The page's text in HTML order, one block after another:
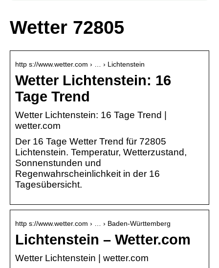
Wetter 72805
http s://www.wetter.com › … › Lichtenstein
Wetter Lichtenstein: 16
Tage Trend
Wetter Lichtenstein: 16 Tage Trend |
wetter.com
Der 16 Tage Wetter Trend für 72805
Lichtenstein. Temperatur, Wetterzustand,
Sonnenstunden und
Regenwahrscheinlichkeit in der 16
Tagesübersicht.
http s://www.wetter.com › … › Baden-Württemberg
Lichtenstein – Wetter.com
Wetter Lichtenstein | wetter.com